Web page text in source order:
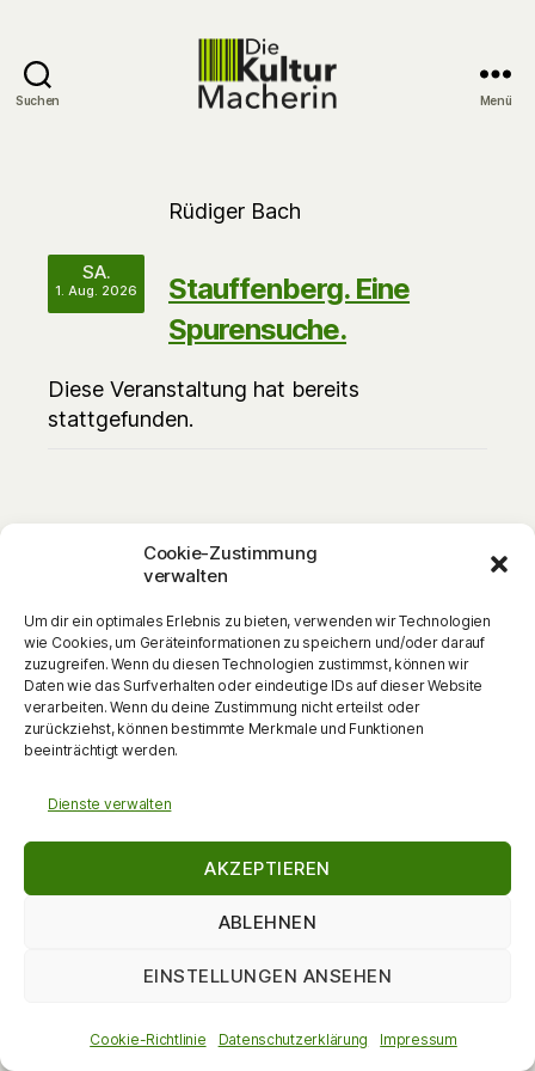
Cookie-Zustimmung
verwalten
Um dir ein optimales Erlebnis zu bieten, verwenden wir Technologien
wie Cookies, um Geräteinformationen zu speichern und/oder darauf
zuzugreifen. Wenn du diesen Technologien zustimmst, können wir
Daten wie das Surfverhalten oder eindeutige IDs auf dieser Website
verarbeiten. Wenn du deine Zustimmung nicht erteilst oder
zurückziehst, können bestimmte Merkmale und Funktionen
beeinträchtigt werden.
Dienste verwalten
AKZEPTIEREN
ABLEHNEN
EINSTELLUNGEN ANSEHEN
Cookie-Richtlinie Datenschutzerklärung Impressum
Suchen Menü
SA.
1. Aug. 2026
Rüdiger Bach
Stauffenberg. Eine
Spurensuche.
Diese Veranstaltung hat bereits
stattgefunden.
Zeit:
19:30 - 20:30
VERANSTALTUNGSORT
Albstadt-Lautlingen
Zum Kalender hinzufügen
DieKulturMacherin